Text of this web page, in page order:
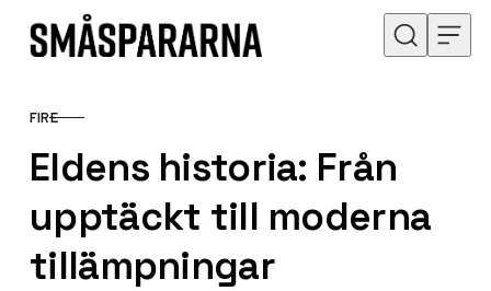
Hoppa till innehåll
KATEGORI
FIRE
Eldens historia: Från
upptäckt till moderna
tillämpningar